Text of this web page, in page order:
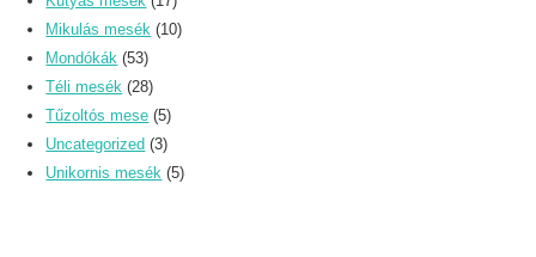
Mikulás mesék (10)
Mondókák (53)
Téli mesék (28)
Tűzoltós mese (5)
Uncategorized (3)
Unikornis mesék (5)